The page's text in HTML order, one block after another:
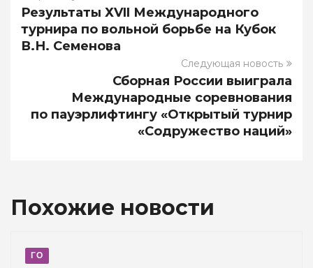
Результаты ХVII Международного
турнира по вольной борьбе на Кубок
В.Н. Семенова
Следующая новость
Сборная России выиграла
Международные соревнования
по пауэрлифтингу «Открытый турнир
«Содружество наций»
Похожие новости
ГО